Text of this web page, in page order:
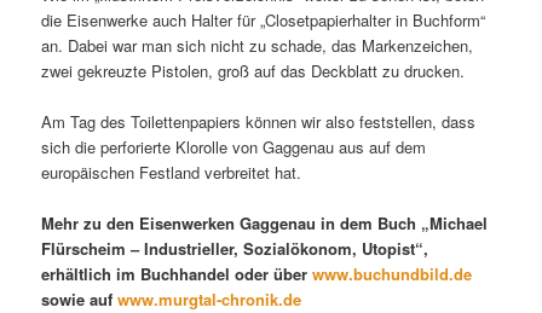
die Eisenwerke auch Halter für „Closetpapierhalter in Buchform“
an. Dabei war man sich nicht zu schade, das Markenzeichen,
zwei gekreuzte Pistolen, groß auf das Deckblatt zu drucken.
Am Tag des Toilettenpapiers können wir also feststellen, dass
sich die perforierte Klorolle von Gaggenau aus auf dem
europäischen Festland verbreitet hat.
Mehr zu den Eisenwerken Gaggenau in dem Buch „Michael
Flürscheim – Industrieller, Sozialökonom, Utopist“,
erhältlich im Buchhandel oder überwww.buchundbild.de
sowie aufwww.murgtal-chronik.de